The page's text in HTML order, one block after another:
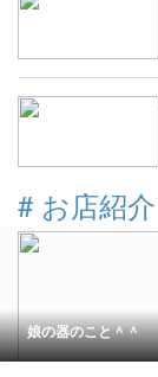
# お店紹介
娘の器のこと＾＾